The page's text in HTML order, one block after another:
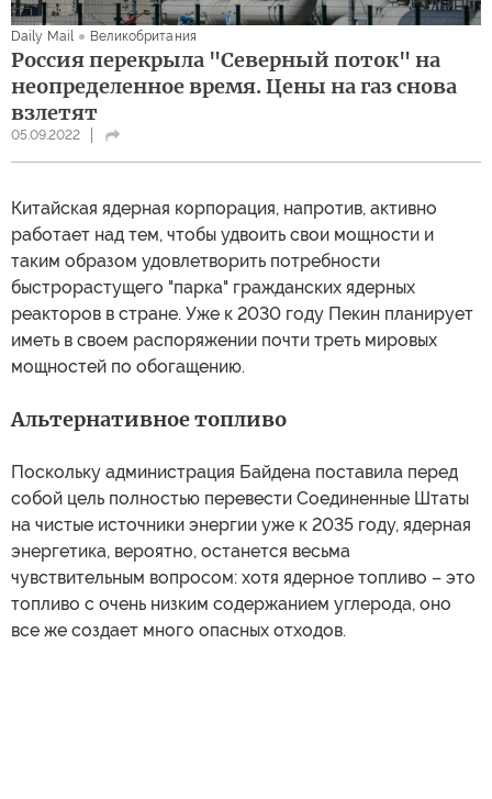
Daily Mail Великобритания
Россия перекрыла "Северный поток" на
неопределенное время. Цены на газ снова
взлетят
05.09.2022
Китайская ядерная корпорация, напротив, активно
работает над тем, чтобы удвоить свои мощности и
таким образом удовлетворить потребности
быстрорастущего "парка" гражданских ядерных
реакторов в стране. Уже к 2030 году Пекин планирует
иметь в своем распоряжении почти треть мировых
мощностей по обогащению.
Альтернативное топливо
Поскольку администрация Байдена поставила перед
собой цель полностью перевести Соединенные Штаты
на чистые источники энергии уже к 2035 году, ядерная
энергетика, вероятно, останется весьма
чувствительным вопросом: хотя ядерное топливо – это
топливо с очень низким содержанием углерода, оно
все же создает много опасных отходов.